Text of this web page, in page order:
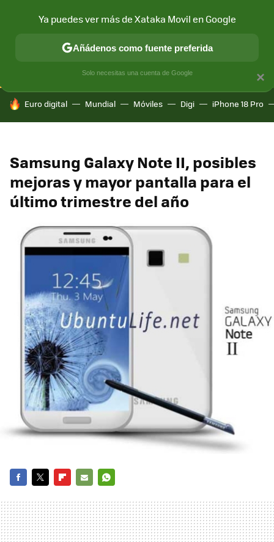
CONECTIVIDAD MÓVIL Y SOCIEDAD APLICACIONES
HOY SE HABLA DE
Euro digital Mundial Móviles Digi iPhone 18 Pro
Samsung Galaxy Note II, posibles
mejoras y mayor pantalla para el
último trimestre del año
MAIL
×
Ya puedes ver más de Xataka Movil en Google
Añádenos como fuente preferida
Solo necesitas una cuenta de Google